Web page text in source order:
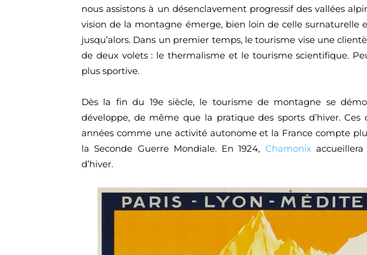
nous assistons à un désenclavement progressif des vallées
vision de la montagne émerge, bien loin de celle surnaturelle
jusqu’alors. Dans un premier temps, le tourisme vise une
de deux volets : le thermalisme et le tourisme scientifique.
plus sportive.
Dès la fin du 19e siècle, le tourisme de montagne se
développe, de même que la pratique des sports d’hiver. Ces
années comme une activité autonome et la France compte
la Seconde Guerre Mondiale. En 1924, Chamonixaccueillera
d’hiver.